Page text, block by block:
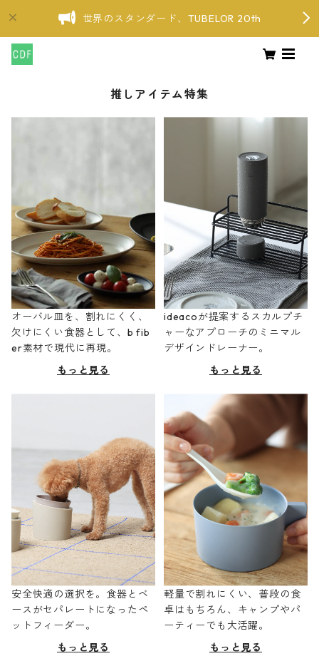
世界のスタンダード、TUBELOR 20th
推しアイテム特集
オーバル皿を、割れにくく、
欠けにくい食器として、b fib
er素材で現代に再現。
もっと見る
ideacoが提案するスカルプチ
ャーなアプローチのミニマル
デザインドレーナー。
もっと見る
安全快適の選択を。食器とベ
ースがセパレートになったペ
ットフィーダー。
もっと見る
軽量で割れにくい、普段の食
卓はもちろん、キャンプやパ
ーティーでも大活躍。
もっと見る